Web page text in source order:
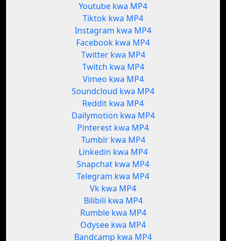
Youtube kwa MP4
Tiktok kwa MP4
Instagram kwa MP4
Facebook kwa MP4
Twitter kwa MP4
Twitch kwa MP4
Vimeo kwa MP4
Soundcloud kwa MP4
Reddit kwa MP4
Dailymotion kwa MP4
Pinterest kwa MP4
Tumblr kwa MP4
Linkedin kwa MP4
Snapchat kwa MP4
Telegram kwa MP4
Vk kwa MP4
Bilibili kwa MP4
Rumble kwa MP4
Odysee kwa MP4
Bandcamp kwa MP4